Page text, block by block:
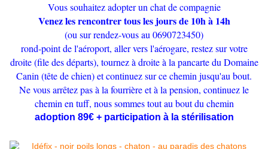
Vous souhaitez adopter un chat de compagnie
Venez les rencontrer tous les jours de 10h à 14h
(ou sur rendez-vous au 0690723450)
rond-point de l'aéroport, aller vers l'aérogare, restez sur votre
droite (file des départs), tournez à droite à la pancarte du Domaine
Canin (tête de chien) et continuez sur ce chemin jusqu'au bout.
Ne vous arrêtez pas à la fourrière et à la pension, continuez le
chemin en tuff, nous sommes tout au bout du chemin
adoption 89€ + participation à la stérilisation